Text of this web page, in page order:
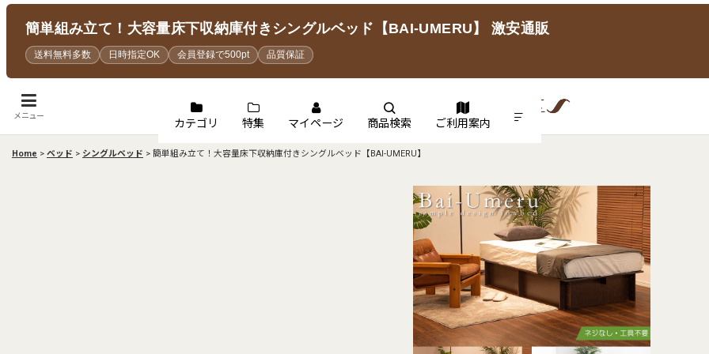
簡単組み立て！大容量床下収納庫付きシングルベッド【BAI-UMERU】 激安通販
送料無料多数 日時指定OK 会員登録で500pt 品質保証
メニュー
カテゴリ 特集 マイページ 商品検索 ご利用案内
Home > ベッド > シングルベッド > 簡単組み立て！大容量床下収納庫付きシングルベッド【BAI-UMERU】